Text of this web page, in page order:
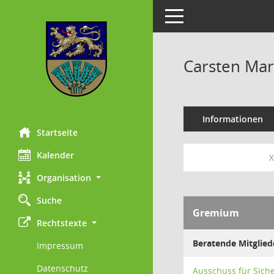
Startseite
Kalender
Organisation
Suche
Rechtstexte
Impressum
Datenschutz
Toggle navigation
Carsten
Informationen
Gremium
Beratende
Ausschuss für